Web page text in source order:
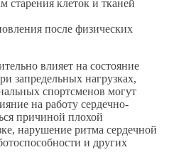
старения клеток и тканей
после физических
влияет на состояние
запредельных нагрузках,
спортсменов могут
на работу сердечно-
причиной плохой
нарушение ритма сердечной
и других